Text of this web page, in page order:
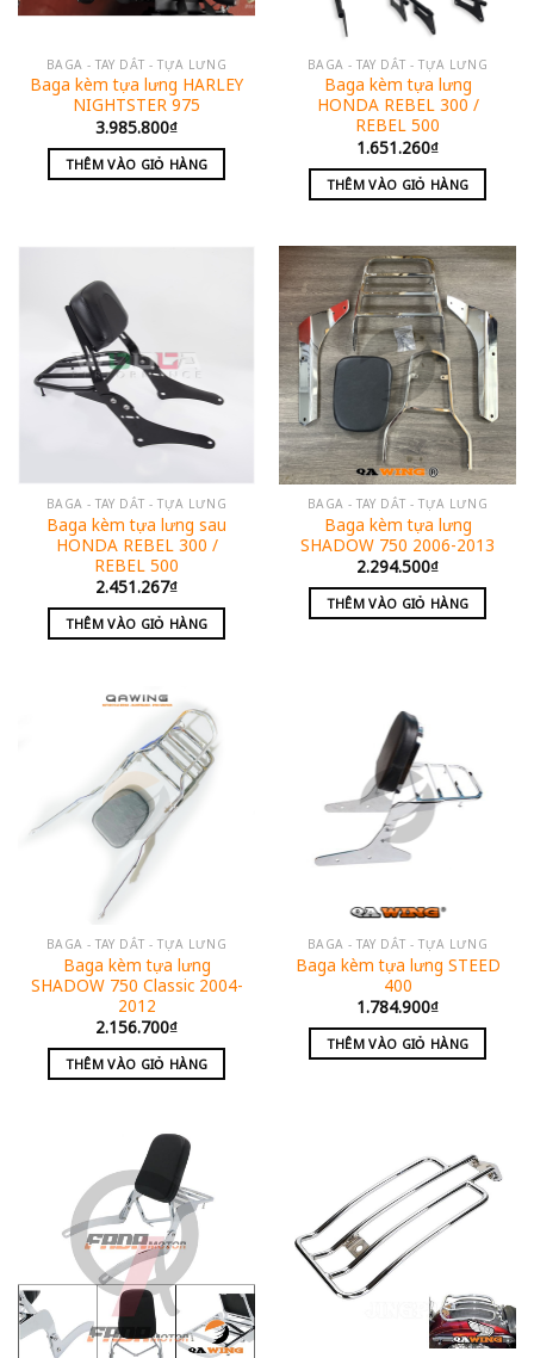
BAGA - TAY DẮT - TỰA LƯNG
Baga kèm tựa lưng HARLEY
NIGHTSTER 975
3.985.800₫
THÊM VÀO GIỎ HÀNG
BAGA - TAY DẮT - TỰA LƯNG
Baga kèm tựa lưng
HONDA REBEL 300 /
REBEL 500
1.651.260₫
THÊM VÀO GIỎ HÀNG
BAGA - TAY DẮT - TỰA LƯNG
Baga kèm tựa lưng sau
HONDA REBEL 300 /
REBEL 500
2.451.267₫
THÊM VÀO GIỎ HÀNG
BAGA - TAY DẮT - TỰA LƯNG
Baga kèm tựa lưng
SHADOW 750 2006-2013
2.294.500₫
THÊM VÀO GIỎ HÀNG
BAGA - TAY DẮT - TỰA LƯNG
Baga kèm tựa lưng
SHADOW 750 Classic 2004-
2012
2.156.700₫
THÊM VÀO GIỎ HÀNG
BAGA - TAY DẮT - TỰA LƯNG
Baga kèm tựa lưng STEED
400
1.784.900₫
THÊM VÀO GIỎ HÀNG